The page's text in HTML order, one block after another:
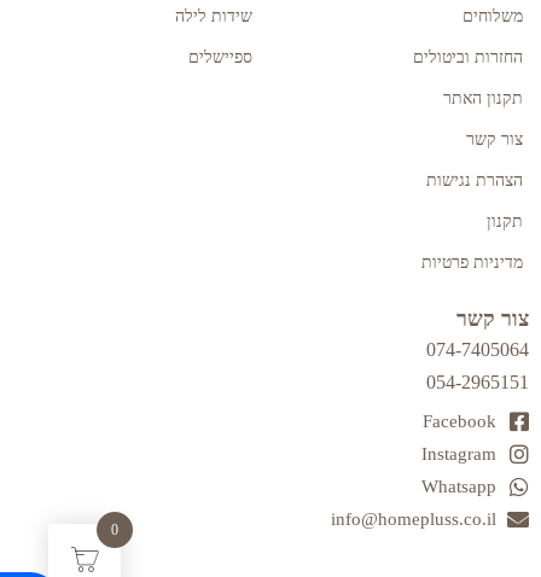
משלוחים
החזרות וביטולים
תקנון האתר
צור קשר
הצהרת נגישות
תקנון
מדיניות פרטיות
שידות לילה
ספיישלים
צור קשר
074-7405064
054-2965151
Facebook
Instagram
Whatsapp
info@homepluss.co.il
0